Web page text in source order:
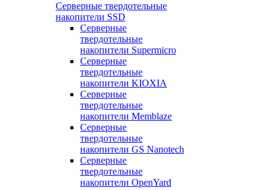
Серверные твердотельные
накопители SSD
Cерверные
твердотельные
накопители Supermicro
Cерверные
твердотельные
накопители KIOXIA
Cерверные
твердотельные
накопители Memblaze
Cерверные
твердотельные
накопители GS Nanotech
Серверные
твердотельные
накопители OpenYard